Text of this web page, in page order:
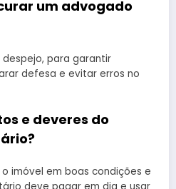
um advogado
para garantir
defesa e evitar erros no
e deveres do
imóvel em boas condições e